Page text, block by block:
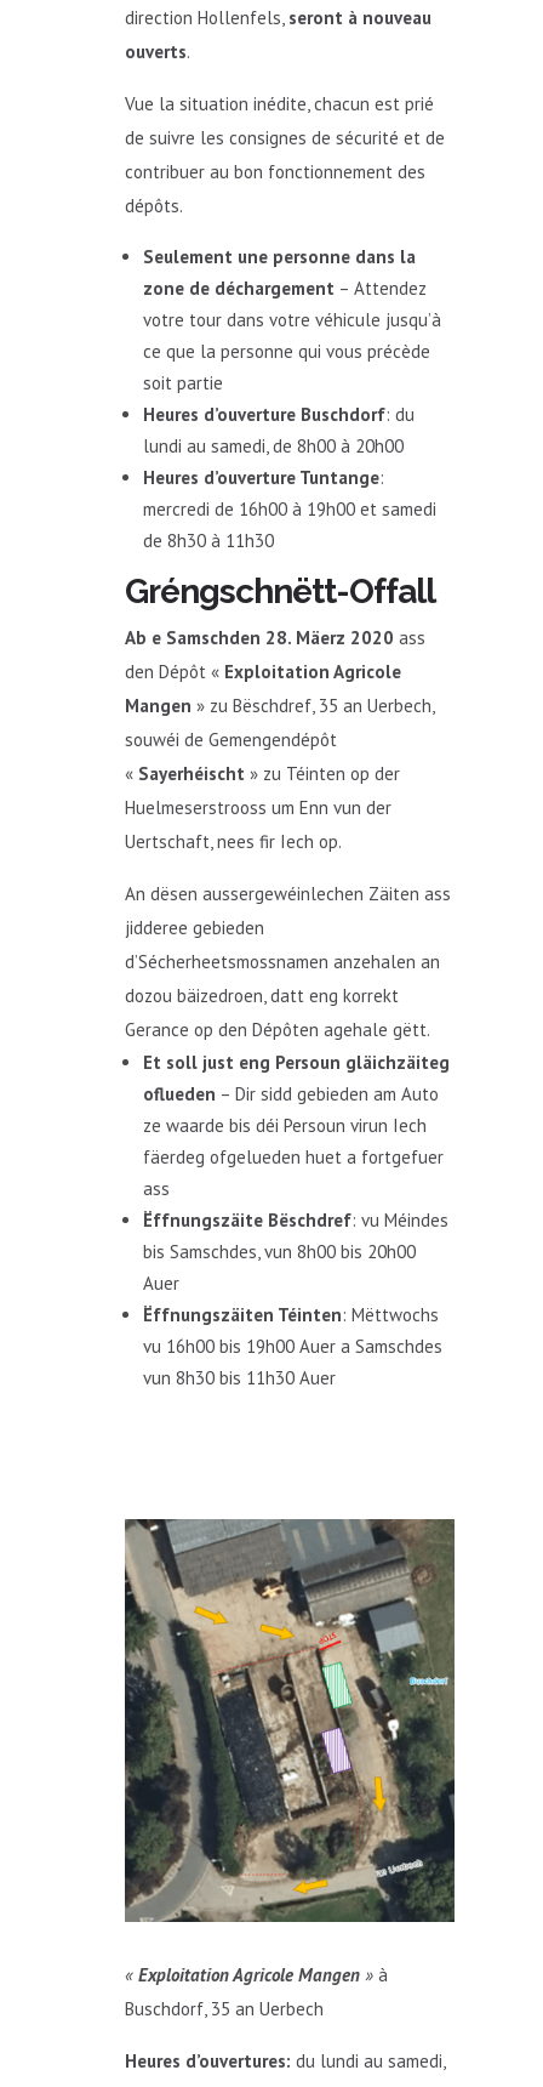
direction Hollenfels, seront à nouveau
ouverts.
Vue la situation inédite, chacun est prié
de suivre les consignes de sécurité et de
contribuer au bon fonctionnement des
dépôts.
Seulement une personne dans la
zone de déchargement – Attendez
votre tour dans votre véhicule jusqu’à
ce que la personne qui vous précède
soit partie
Heures d’ouverture Buschdorf: du
lundi au samedi, de 8h00 à 20h00
​Heures d’ouverture Tuntange:
mercredi de 16h00 à 19h00 et samedi
de 8h30 à 11h30
Gréngschnëtt-Offall
Ab e Samschden 28. Mäerz 2020 ass
den Dépôt « Exploitation Agricole
Mangen » zu Bëschdref, 35 an Uerbech,
souwéi de Gemengendépôt
« Sayerhéischt » zu Téinten op der
Huelmeserstrooss um Enn vun der
Uertschaft, nees fir Iech op.
An dësen aussergewéinlechen Zäiten ass
jidderee gebieden
d’Sécherheetsmossnamen anzehalen an
dozou bäizedroen, datt eng korrekt
Gerance op den Dépôten agehale gëtt.
Et soll just eng Persoun gläichzäiteg
oflueden – Dir sidd gebieden am Auto
ze waarde bis déi Persoun virun Iech
fäerdeg ofgelueden huet a fortgefuer
ass
Ëffnungszäite Bëschdref: vu Méindes
bis Samschdes, vun 8h00 bis 20h00
Auer
Ëffnungszäiten Téinten: Mëttwochs
vu 16h00 bis 19h00 Auer a Samschdes
vun 8h30 bis 11h30 Auer​
« Exploitation Agricole Mangen»à
Buschdorf, 35 an Uerbech
Heures d’ouvertures: du lundi au samedi,